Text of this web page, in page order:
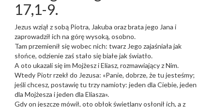
17,1-9.
Jezus wziął z sobą Piotra, Jakuba oraz brata jego Jana i
zaprowadził ich na górę wysoką, osobno.
Tam przemienił się wobec nich: twarz Jego zajaśniała jak
słońce, odzienie zaś stało się białe jak światło.
A oto ukazali się im Mojżesz i Eliasz, rozmawiający z Nim.
Wtedy Piotr rzekł do Jezusa: «Panie, dobrze, że tu jesteśmy;
jeśli chcesz, postawię tu trzy namioty: jeden dla Ciebie, jeden
dla Mojżesza i jeden dla Eliasza».
Gdy on jeszcze mówił, oto obłok świetlany osłonił ich, a z